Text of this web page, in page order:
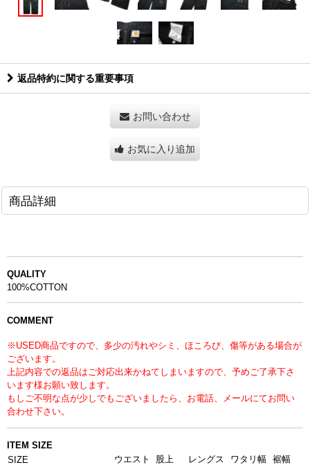
返品特約に関する重要事項
お問い合わせ
お気に入り追加
商品詳細
QUALITY
100%COTTON
COMMENT
※USED商品ですので、多少の汚れやシミ、ほころび、傷等がある場合が
ございます。
上記内容での返品はご対応出来かねてしまいますので、予めご了承下さ
います様お願い致します。
もしご不明な点が少しでもございましたら、お電話、メールにてお問い
合わせ下さい。
ITEM SIZE
SIZE
ウエスト 股上 レングス ワタリ幅 裾幅